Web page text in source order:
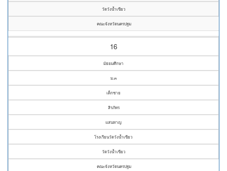
วัดวังน้ำเขียว
คณะจังหวัดนครปฐม
16
มัธยมศึกษา
ม.๓
เด็กชาย
สิรภัทร
แสนหาญ
โรงเรียนวัดวังน้ำเขียว
วัดวังน้ำเขียว
คณะจังหวัดนครปฐม